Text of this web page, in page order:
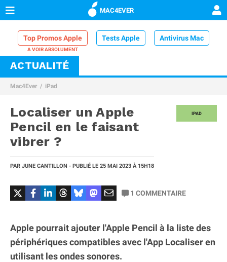
MAC4EVER
Top Promos Apple Tests Apple Antivirus Mac
VPN Mac
Comparatif iPhone
ACTUALITÉ
Mac4Ever iPad
IPAD
Localiser un Apple
Pencil en le faisant
vibrer ?
PAR JUNE CANTILLON - PUBLIÉ LE 25 MAI 2023 À 15H18
1 COMMENTAIRE
Apple pourrait ajouter l'Apple Pencil à la liste des
périphériques compatibles avec l'App Localiser en
utilisant les ondes sonores.